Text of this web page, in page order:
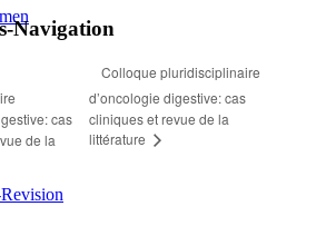
Navigation
cas
de la
Colloque pluridisciplinaire
d’oncologie digestive: cas
cliniques et revue de la
littérature